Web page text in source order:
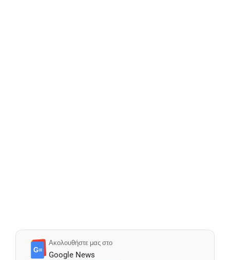
G≡
Ακολουθήστε μας στο
Google News